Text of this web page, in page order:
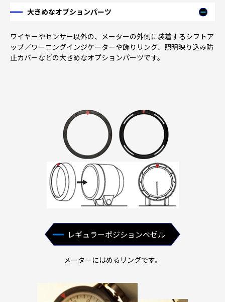
大きめなオプションパーツ
ワイヤーやセンサー以外の、メーターの外側に装着するシフトア
ップ／ワーニングインジケーターや飾りリング、照明映り込み防
止カバーなどの大きめなオプションパーツです。
レギュラーポジションベゼル
メーターにはめるリングです。